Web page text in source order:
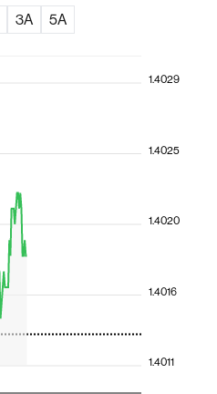
3A 5A
1.4011
1.4016
1.4020
1.4025
1.4029